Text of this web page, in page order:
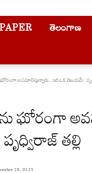
తెలంగాణ
ఘోరంగా అవమానిస్తున్నారు... ఇది ఒక విజయమే :
ఘోరంగా
తల్లి
28, 2025